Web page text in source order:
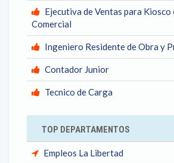
Ejecutiva de Ventas para Kiosco
Comercial
Ingeniero Residente de Obra y
Contador Junior
Tecnico de Carga
TOP DEPARTAMENTOS
Empleos La Libertad